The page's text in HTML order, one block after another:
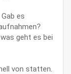
es
geht es bei
von statten.